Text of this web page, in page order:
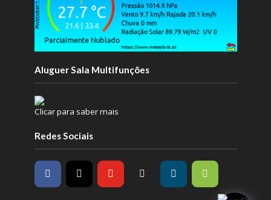
Aluguer Sala Multifunções
Clicar para saber mais
Redes Sociais